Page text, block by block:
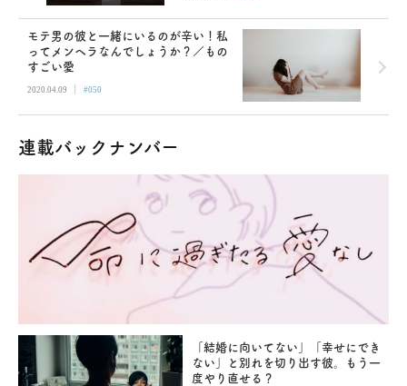
モテ男の彼と一緒にいるのが辛い！私
ってメンヘラなんでしょうか？／もの
すごい愛
2020.04.09 | #050
連載バックナンバー
「結婚に向いてない」「幸せにでき
ない」と別れを切り出す彼。もう一
度やり直せる？